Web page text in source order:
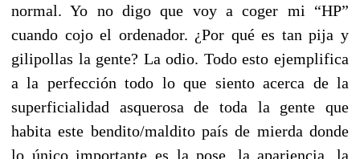
normal. Yo no digo que voy a coger mi “HP”
cuando cojo el ordenador. ¿Por qué es tan pija y
gilipollas la gente? La odio. Todo esto ejemplifica
a la perfección todo lo que siento acerca de la
superficialidad asquerosa de toda la gente que
habita este bendito/maldito país de mierda donde
lo único importante es la pose, la apariencia, la